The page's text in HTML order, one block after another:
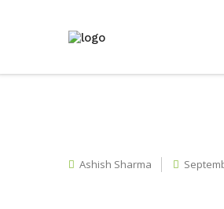
Ashish Sharma